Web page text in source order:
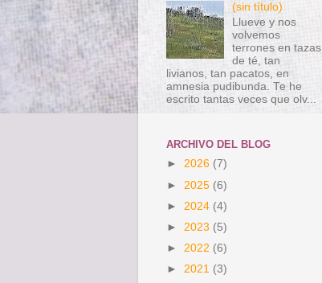
(sin título)
Llueve y nos
volvemos
terrones en tazas
de té, tan
livianos, tan pacatos, en
amnesia pudibunda. Te he
escrito tantas veces que olv...
ARCHIVO DEL BLOG
► 2026 (7)
► 2025 (6)
► 2024 (4)
► 2023 (5)
► 2022 (6)
► 2021 (3)